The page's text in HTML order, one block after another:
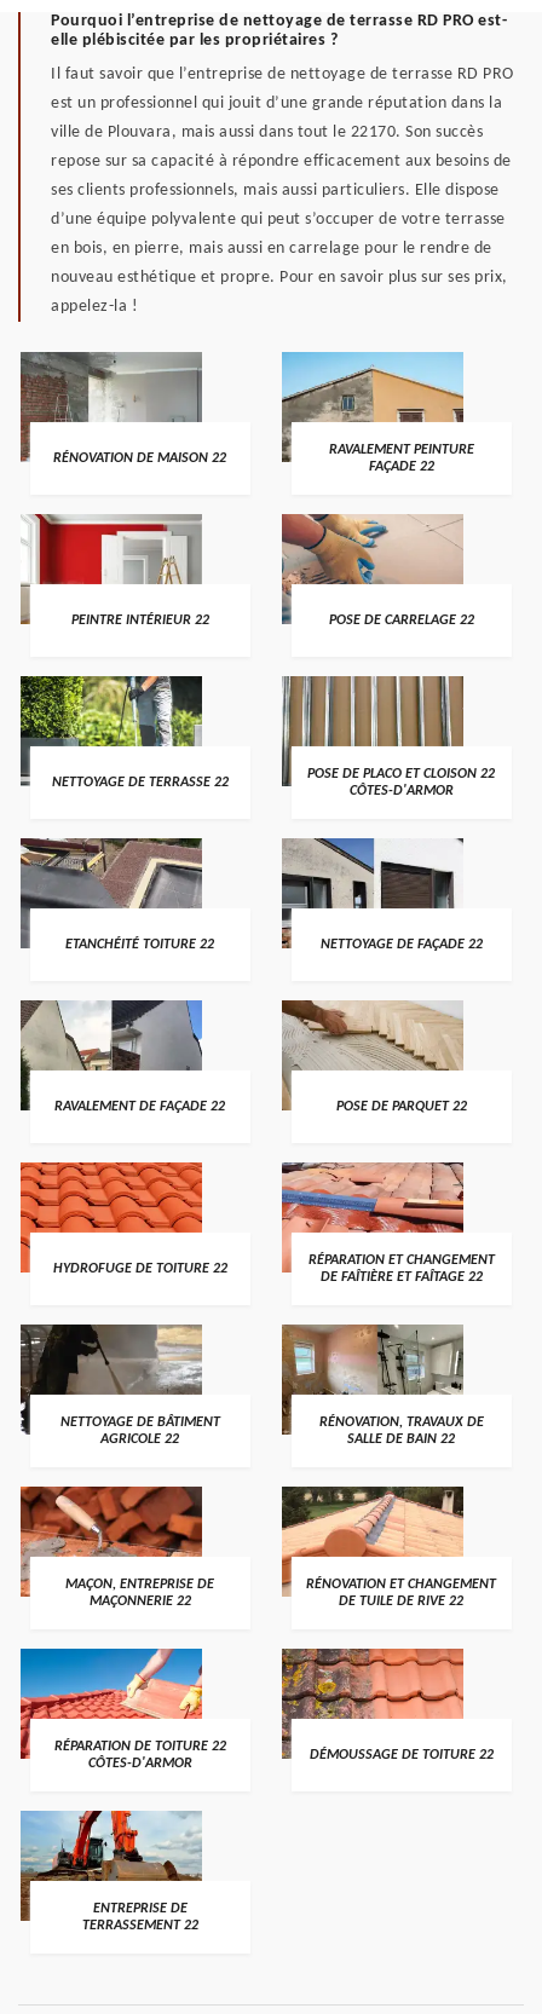
Pourquoi l’entreprise de nettoyage de terrasse RD PRO est-
elle plébiscitée par les propriétaires ?
Il faut savoir que l’entreprise de nettoyage de terrasse RD PRO
est un professionnel qui jouit d’une grande réputation dans la
ville de Plouvara, mais aussi dans tout le 22170. Son succès
repose sur sa capacité à répondre efficacement aux besoins de
ses clients professionnels, mais aussi particuliers. Elle dispose
d’une équipe polyvalente qui peut s’occuper de votre terrasse
en bois, en pierre, mais aussi en carrelage pour le rendre de
nouveau esthétique et propre. Pour en savoir plus sur ses prix,
appelez-la !
RÉNOVATION DE MAISON 22
RAVALEMENT PEINTURE
FAÇADE 22
PEINTRE INTÉRIEUR 22 POSE DE CARRELAGE 22
NETTOYAGE DE TERRASSE 22
POSE DE PLACO ET CLOISON 22
CÔTES-D'ARMOR
ETANCHÉITÉ TOITURE 22 NETTOYAGE DE FAÇADE 22
RAVALEMENT DE FAÇADE 22 POSE DE PARQUET 22
HYDROFUGE DE TOITURE 22
RÉPARATION ET CHANGEMENT
DE FAÎTIÈRE ET FAÎTAGE 22
NETTOYAGE DE BÂTIMENT
AGRICOLE 22
RÉNOVATION, TRAVAUX DE
SALLE DE BAIN 22
MAÇON, ENTREPRISE DE
MAÇONNERIE 22
RÉNOVATION ET CHANGEMENT
DE TUILE DE RIVE 22
RÉPARATION DE TOITURE 22
CÔTES-D'ARMOR
DÉMOUSSAGE DE TOITURE 22
ENTREPRISE DE
TERRASSEMENT 22